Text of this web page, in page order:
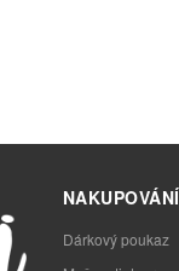
NAKUPOVÁNÍ
Dárkový poukaz